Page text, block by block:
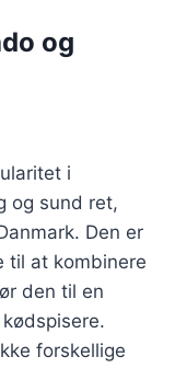
og
i
og sund ret,
Den er
til at kombinere
den til en
forskellige